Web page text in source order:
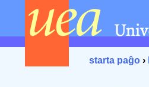
starta paĝo ›